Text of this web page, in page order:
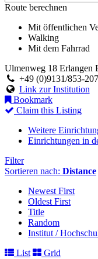
Route berechnen
Mit öffentlichen
Walking
Mit dem Fahrrad
Ulmenweg 18 Erlangen
+49 (0)9131/853-
Link zur Institution
Bookmark
Claim this Listing
Weitere
Einrichtungen in
Filter
Sortieren nach: Distance
Newest First
Oldest First
Title
Random
Institut /
List
Grid